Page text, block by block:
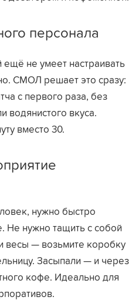
персонала
не умеет настраивать
СМОЛ решает это сразу:
с первого раза, без
водянистого вкуса.
вместо 30.
нужно быстро
Не нужно тащить с собой
весы — возьмите коробку
Засыпали — и через
кофе. Идеально для